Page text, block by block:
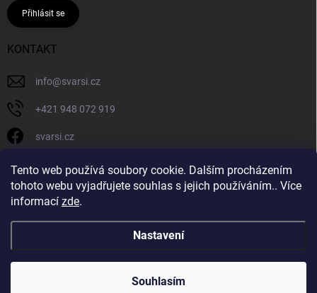
Tento web používá soubory cookie. Dalším procházením
tohoto webu vyjadřujete souhlas s jejich používáním.. Více
informací zde.
Nastavení
Souhlasím
Přihlásit se
KONTAKT
info@svarsi.cz
+421 948 072 919
svarsi.cz
svarsi.cz
SVARSI.CZ . Všechna práva vyhrazena.